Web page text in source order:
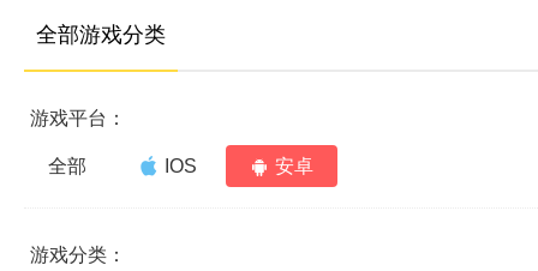
全部游戏分类
游戏平台：
全部 IOS 安卓
游戏分类：